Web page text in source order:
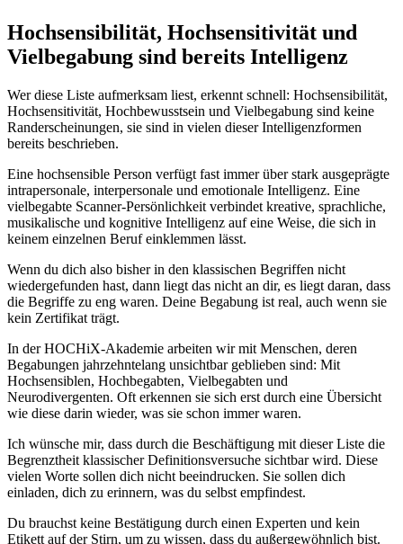
Hochsensibilität, Hochsensitivität und
Vielbegabung sind bereits Intelligenz
Wer diese Liste aufmerksam liest, erkennt schnell: Hochsensibilität,
Hochsensitivität, Hochbewusstsein und Vielbegabung sind keine
Randerscheinungen, sie sind in vielen dieser Intelligenzformen
bereits beschrieben.
Eine hochsensible Person verfügt fast immer über stark ausgeprägte
intrapersonale, interpersonale und emotionale Intelligenz. Eine
vielbegabte Scanner-Persönlichkeit verbindet kreative, sprachliche,
musikalische und kognitive Intelligenz auf eine Weise, die sich in
keinem einzelnen Beruf einklemmen lässt.
Wenn du dich also bisher in den klassischen Begriffen nicht
wiedergefunden hast, dann liegt das nicht an dir, es liegt daran, dass
die Begriffe zu eng waren. Deine Begabung ist real, auch wenn sie
kein Zertifikat trägt.
In der HOCHiX-Akademie arbeiten wir mit Menschen, deren
Begabungen jahrzehntelang unsichtbar geblieben sind: Mit
Hochsensiblen, Hochbegabten, Vielbegabten und
Neurodivergenten. Oft erkennen sie sich erst durch eine Übersicht
wie diese darin wieder, was sie schon immer waren.
Ich wünsche mir, dass durch die Beschäftigung mit dieser Liste die
Begrenztheit klassischer Definitionsversuche sichtbar wird. Diese
vielen Worte sollen dich nicht beeindrucken. Sie sollen dich
einladen, dich zu erinnern, was du selbst empfindest.
Du brauchst keine Bestätigung durch einen Experten und kein
Etikett auf der Stirn, um zu wissen, dass du außergewöhnlich bist.